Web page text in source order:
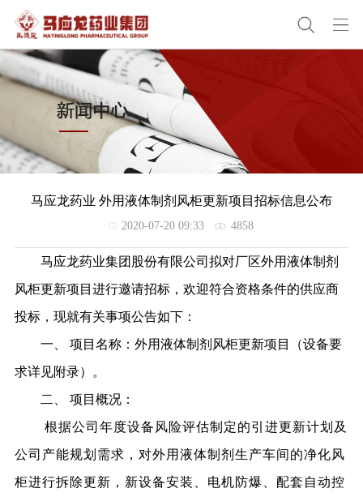
马应龙药业 外用液体制剂风柜更新项目招标信息公布
2020-07-20 09:33 4858
马应龙药业集团股份有限公司拟对厂区外用液体制剂
风柜更新项目进行邀请招标，欢迎符合资格条件的供应商
投标， 现就有关事项公告如下：
一、 项目名称：外用液体制剂风柜更新项目（设备要
求详见附录）。
二、 项目概况：
根据公司年度设备风险评估制定的引进更新计划及
公司产能规划需求，对外用液体制剂生产车间的净化风
柜进行拆除更新，新设备安装、电机防爆、配套自动控